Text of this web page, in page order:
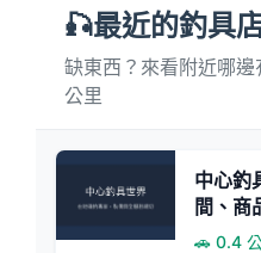
🎣最近的釣具
缺東西？來看附近哪
公里
中心釣
間、商
釣專
🚗 0.4